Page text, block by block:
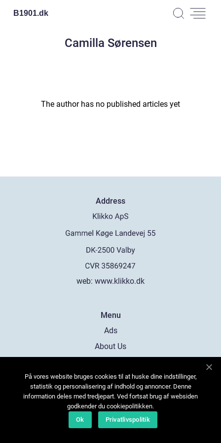
B1901.dk
Camilla Sørensen
The author has no published articles yet
Address
web: www.klikko.dk
Menu
Ads
About Us
Contact
Sitemap
På vores website bruges cookies til at huske dine indstillinger,
statistik og personalisering af indhold og annoncer. Denne
information deles med tredjepart. Ved fortsat brug af websiden
godkender du cookiepolitikken.
Ok
Privatlivspolitik